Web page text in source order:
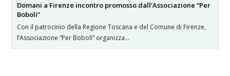
Domani a Firenze incontro promosso dall’Associazione “Per
Boboli”
Con il patrocinio della Regione Toscana e del Comune di Firenze,
l’Associazione “Per Boboli” organizza…